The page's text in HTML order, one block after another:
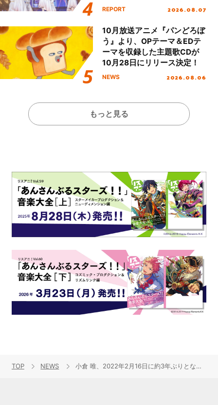
Party Stage／埼玉公演＞”
REPORT 2026.08.07
10月放送アニメ『パンどろぼ
う』より、OPテーマ＆EDテ
ーマを収録した主題歌CDが
10月28日にリリース決定！
NEWS 2026.08.06
もっと見る
TOP NEWS 小倉 唯、2022年2月16日に約3年ぶりとなる4枚目のアルバム『Tarte』発売決定！自身初のセルフプロデュースアルバムで、新曲6曲を含む全12曲を収録！さらに、クリスマスイブにLINE LIVEの配信も決定！